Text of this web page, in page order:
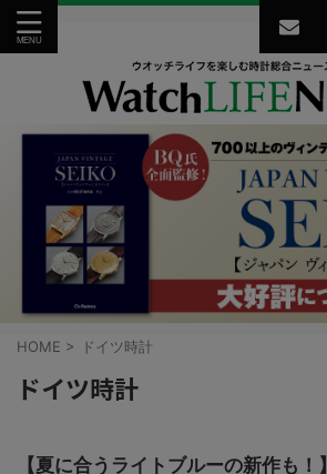
HOME > ドイツ時計
ドイツ時計
【夏に合うライトブルーの新作も！】